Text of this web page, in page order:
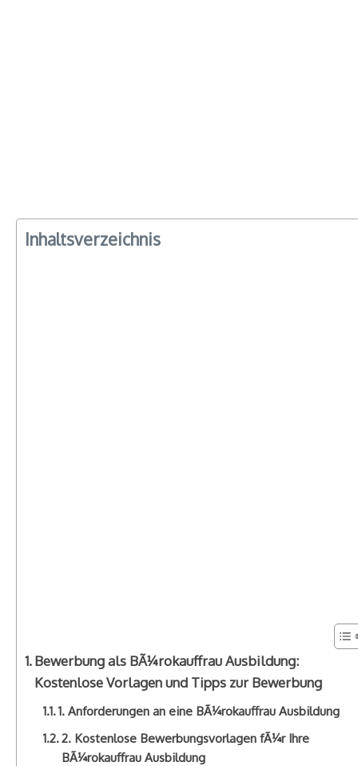
Inhaltsverzeichnis
Bewerbung als BÃ¼rokauffrau Ausbildung:
Kostenlose Vorlagen und Tipps zur Bewerbung
1. Anforderungen an eine BÃ¼rokauffrau Ausbildung
2. Kostenlose Bewerbungsvorlagen fÃ¼r Ihre
BÃ¼rokauffrau Ausbildung